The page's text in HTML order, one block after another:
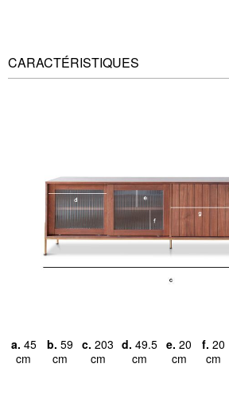
CARACTÉRISTIQUES
a. 45
cm
b. 59
cm
c. 203
cm
d. 49.5
cm
e. 20
cm
f. 20
cm